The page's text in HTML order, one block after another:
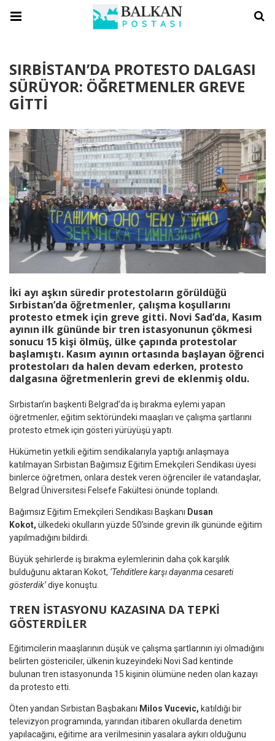
SIRBİSTAN’DA PROTESTO DALGASI
SÜRÜYOR: ÖĞRETMENLER GREVE
GİTTİ
İki ayı aşkın süredir protestoların görüldüğü
Sırbistan’da öğretmenler, çalışma koşullarını
protesto etmek için greve gitti. Novi Sad’da, Kasım
ayının ilk gününde bir tren istasyonunun çökmesi
sonucu 15 kişi ölmüş, ülke çapında protestolar
başlamıştı. Kasım ayının ortasında başlayan öğrenci
protestoları da halen devam ederken, protesto
dalgasına öğretmenlerin grevi de eklenmiş oldu.
Sırbistan’ın başkenti Belgrad’da iş bırakma eylemi yapan
öğretmenler, eğitim sektöründeki maaşları ve çalışma şartlarını
protesto etmek için gösteri yürüyüşü yaptı.
Hükümetin yetkili eğitim sendikalarıyla yaptığı anlaşmaya
katılmayan Sırbistan Bağımsız Eğitim Emekçileri Sendikası üyesi
binlerce öğretmen, onlara destek veren öğrenciler ile vatandaşlar,
Belgrad Üniversitesi Felsefe Fakültesi önünde toplandı.
Bağımsız Eğitim Emekçileri Sendikası Başkanı Dusan
Kokot, ülkedeki okulların yüzde 50’sinde grevin ilk gününde eğitim
yapılmadığını bildirdi.
Büyük şehirlerde iş bırakma eylemlerinin daha çok karşılık
bulduğunu aktaran Kokot, ‘Tehditlere karşı dayanma cesareti
gösterdik’diye konuştu.
TREN İSTASYONU KAZASINA DA TEPKİ
GÖSTERDİLER
Eğitimcilerin maaşlarının düşük ve çalışma şartlarının iyi olmadığını
belirten göstericiler, ülkenin kuzeyindeki Novi Sad kentinde
bulunan tren istasyonunda 15 kişinin ölümüne neden olan kazayı
da protesto etti.
Öten yandan Sırbistan Başbakanı Milos Vucevic, katıldığı bir
televizyon programında, yarından itibaren okullarda denetim
yapılacağını, eğitime ara verilmesinin yasalara aykırı olduğunu